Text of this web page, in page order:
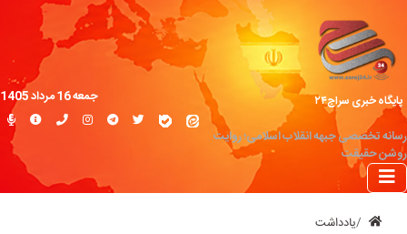
پایگاه خبری سراج۲۴
رسانه تخصصی جبهه انقلاب اسلامی؛ روایت
روشن حقیقت
جمعه 16 مرداد 1405
یادداشت